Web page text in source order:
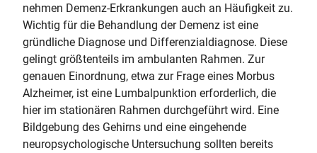
nehmen Demenz-Erkrankungen auch an Häufigkeit zu.
Wichtig für die Behandlung der Demenz ist eine
gründliche Diagnose und Differenzialdiagnose. Diese
gelingt größtenteils im ambulanten Rahmen. Zur
genauen Einordnung, etwa zur Frage eines Morbus
Alzheimer, ist eine Lumbalpunktion erforderlich, die
hier im stationären Rahmen durchgeführt wird. Eine
Bildgebung des Gehirns und eine eingehende
neuropsychologische Untersuchung sollten bereits